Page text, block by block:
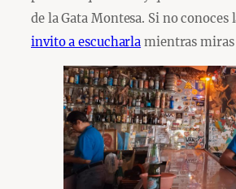
de la Gata Montesa. Si no
invito a escucharla mientras miras